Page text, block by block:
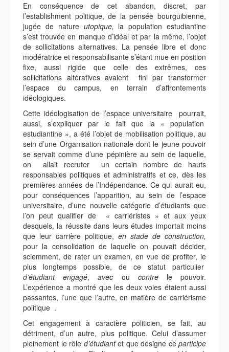
En conséquence de cet abandon, discret, par
l’establishment politique, de la pensée bourguibienne,
jugée de nature utopique, la population estudiantine
s’est trouvée en manque d’idéal et par la même, l’objet
de sollicitations alternatives. La pensée libre et donc
modératrice et responsabilisante s’étant mue en position
fixe, aussi rigide que celle des extrêmes, ces
sollicitations altératives avaient fini par transformer
l’espace du campus, en terrain d’affrontements
idéologiques.
Cette idéologisation de l’espace universitaire pourrait,
aussi, s’expliquer par le fait que la « population
estudiantine », a été l’objet de mobilisation politique, au
sein d’une Organisation nationale dont le jeune pouvoir
se servait comme d’une pépinière au sein de laquelle,
on allait recruter un certain nombre de hauts
responsables politiques et administratifs et ce, dès les
premières années de l’Indépendance. Ce qui aurait eu,
pour conséquences l’apparition, au sein de l’espace
universitaire, d’une nouvelle catégorie d’étudiants que
l’on peut qualifier de « carriéristes » et aux yeux
desquels, la réussite dans leurs études importait moins
que leur carrière politique, en stade de construction,
pour la consolidation de laquelle on pouvait décider,
sciemment, de rater un examen, en vue de profiter, le
plus longtemps possible, de ce statut particulier
d’étudiant engagé,avec ou contrele pouvoir.
L’expérience a montré que les deux voies étaient aussi
passantes, l’une que l’autre, en matière de carriérisme
politique .
Cet engagement à caractère politicien, se fait, au
détriment, d’un autre, plus politique. Celui d’assumer
pleinement le rôle d’étudiantet que désigne ce participe